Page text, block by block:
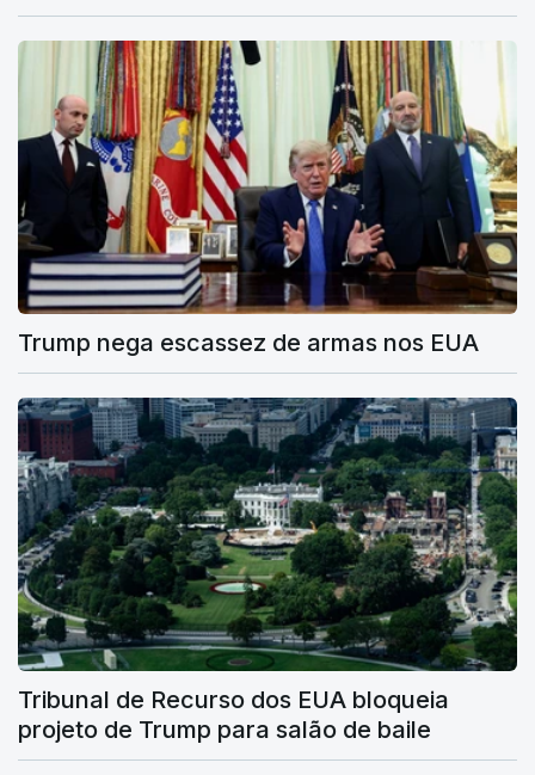
Trump nega escassez de armas nos EUA
Tribunal de Recurso dos EUA bloqueia
projeto de Trump para salão de baile